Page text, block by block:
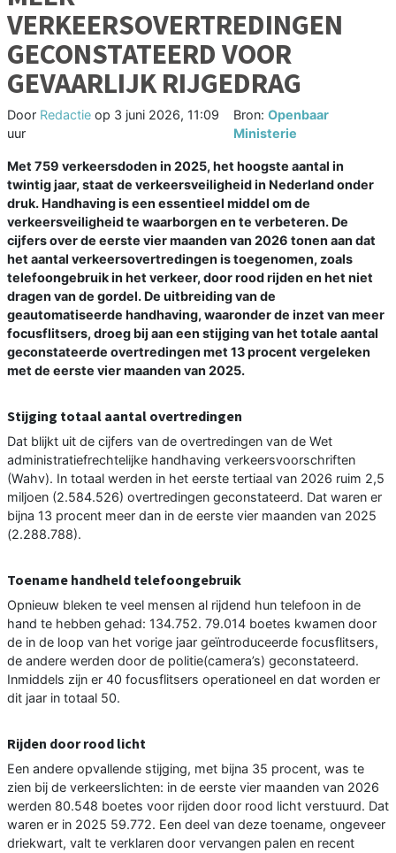
VERKEERSOVERTREDINGEN
GECONSTATEERD VOOR
GEVAARLIJK RIJGEDRAG
Door Redactie op 3 juni 2026, 11:09
uur
Bron: Openbaar
Ministerie
Met 759 verkeersdoden in 2025, het hoogste aantal in
twintig jaar, staat de verkeersveiligheid in Nederland onder
druk. Handhaving is een essentieel middel om de
verkeersveiligheid te waarborgen en te verbeteren. De
cijfers over de eerste vier maanden van 2026 tonen aan dat
het aantal verkeersovertredingen is toegenomen, zoals
telefoongebruik in het verkeer, door rood rijden en het niet
dragen van de gordel. De uitbreiding van de
geautomatiseerde handhaving, waaronder de inzet van meer
focusflitsers, droeg bij aan een stijging van het totale aantal
geconstateerde overtredingen met 13 procent vergeleken
met de eerste vier maanden van 2025.
Stijging totaal aantal overtredingen
Dat blijkt uit de cijfers van de overtredingen van de Wet
administratiefrechtelijke handhaving verkeersvoorschriften
(Wahv). In totaal werden in het eerste tertiaal van 2026 ruim 2,5
miljoen (2.584.526) overtredingen geconstateerd. Dat waren er
bijna 13 procent meer dan in de eerste vier maanden van 2025
(2.288.788).
Toename handheld telefoongebruik
Opnieuw bleken te veel mensen al rijdend hun telefoon in de
hand te hebben gehad: 134.752. 79.014 boetes kwamen door
de in de loop van het vorige jaar geïntroduceerde focusflitsers,
de andere werden door de politie(camera’s) geconstateerd.
Inmiddels zijn er 40 focusflitsers operationeel en dat worden er
dit jaar in totaal 50.
Rijden door rood licht
Een andere opvallende stijging, met bijna 35 procent, was te
zien bij de verkeerslichten: in de eerste vier maanden van 2026
werden 80.548 boetes voor rijden door rood licht verstuurd. Dat
waren er in 2025 59.772. Een deel van deze toename, ongeveer
driekwart, valt te verklaren door vervangen palen en recent